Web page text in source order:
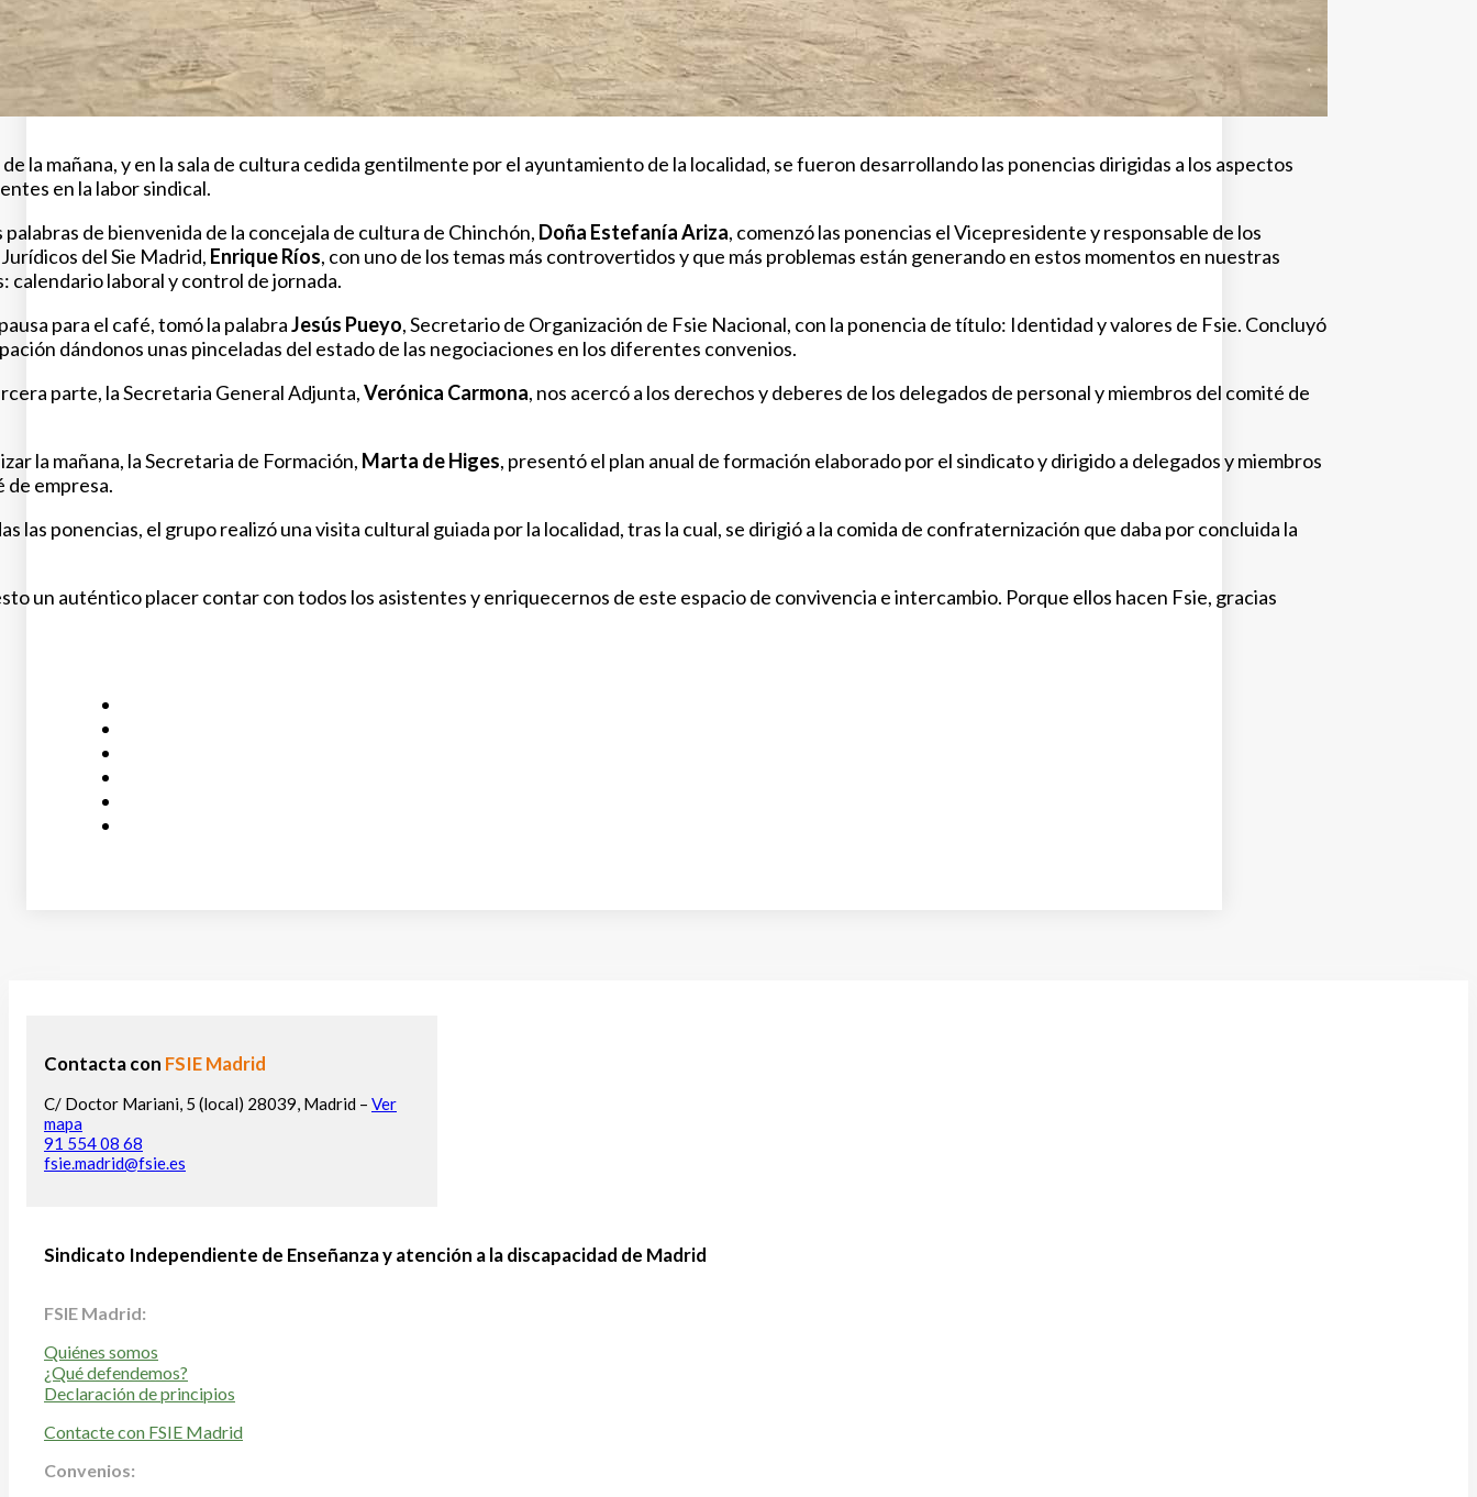
la mañana, y en la sala de cultura cedida gentilmente por el ayuntamiento de la localidad, se fueron desarrollando las ponencias dirigidas a los aspectos
en la labor sindical.
palabras de bienvenida de la concejala de cultura de Chinchón, Doña Estefanía Ariza, comenzó las ponencias el Vicepresidente y responsable de los
del Sie Madrid, Enrique Ríos, con uno de los temas más controvertidos y que más problemas están generando en estos momentos en nuestras
calendario laboral y control de jornada.
para el café, tomó la palabraJesús Pueyo, Secretario de Organización de Fsie Nacional, con la ponencia de título: Identidad y valores de Fsie. Concluyó
dándonos unas pinceladas del estado de las negociaciones en los diferentes convenios.
parte, la Secretaria General Adjunta,Verónica Carmona, nos acercó a los derechos y deberes de los delegados de personal y miembros del comité de
la mañana, la Secretaria de Formación, Marta de Higes, presentó el plan anual de formación elaborado por el sindicato y dirigido a delegados y miembros
de empresa.
las ponencias, el grupo realizó una visita cultural guiada por la localidad, tras la cual, se dirigió a la comida de confraternización que daba por concluida la
un auténtico placer contar con todos los asistentes y enriquecernos de este espacio de convivencia e intercambio. Porque ellos hacen Fsie, gracias
Contacta con FSIE Madrid
C/ Doctor Mariani, 5 (local) 28039, Madrid – Ver
mapa
91 554 08 68
fsie.madrid@fsie.es
Sindicato Independiente de Enseñanza y atención a la discapacidad de Madrid
FSIE Madrid:
Quiénes somos
¿Qué defendemos?
Declaración de principios
Contacte con FSIE Madrid
Convenios: